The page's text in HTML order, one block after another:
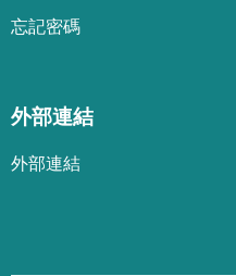
忘記密碼
外部連結
外部連結